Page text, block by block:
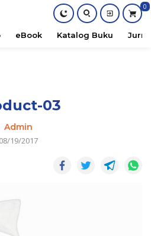
0
eBook Katalog Buku
03
Admin
08/19/2017